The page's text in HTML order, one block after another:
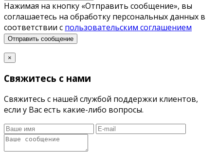
Нажимая на кнопку «Отправить сообщение», вы
соглашаетесь на обработку персональных данных в
соответствии с пользовательским соглашением
Отправить сообщение
×
Свяжитесь с нами
Свяжитесь с нашей службой поддержки клиентов,
если у Вас есть какие-либо вопросы.